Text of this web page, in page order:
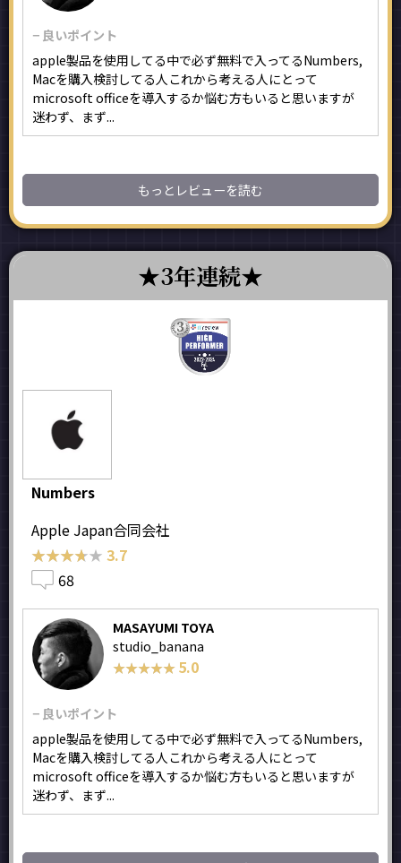
− 良いポイント
apple製品を使用してる中で必ず無料で入ってるNumbers,
Macを購入検討してる人これから考える人にとって
microsoft officeを導入するか悩む方もいると思いますが
迷わず、まず...
もっとレビューを読む
3年連続
Numbers
Apple Japan合同会社
★★★★★
★★★★★ 3.7
68
MASAYUMI TOYA
studio_banana
★★★★★
★★★★★ 5.0
− 良いポイント
apple製品を使用してる中で必ず無料で入ってるNumbers,
Macを購入検討してる人これから考える人にとって
microsoft officeを導入するか悩む方もいると思いますが
迷わず、まず...